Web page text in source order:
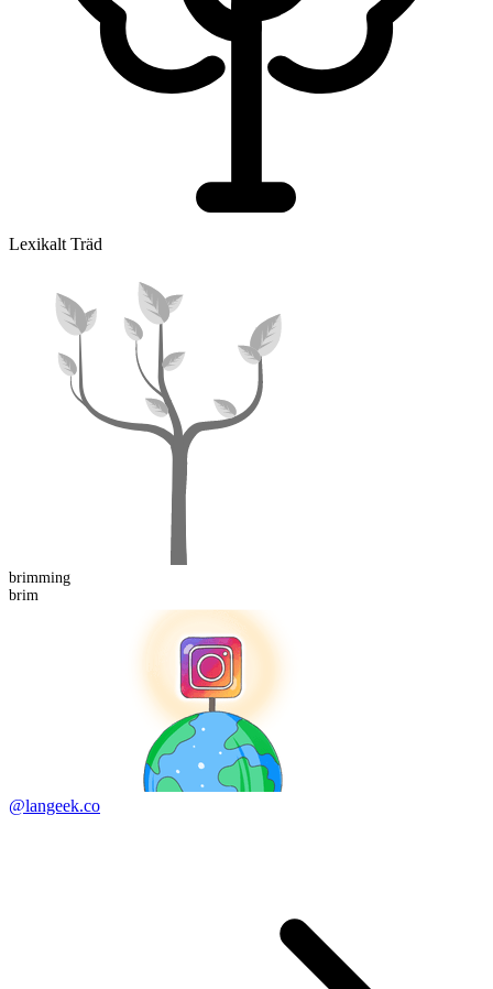
Lexikalt Träd
brimming
brim
@langeek.co